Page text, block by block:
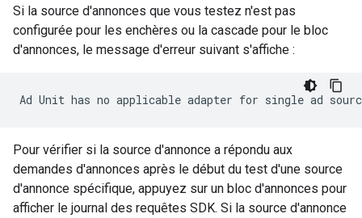
Si la source d'annonces que vous testez n'est pas
configurée pour les enchères ou la cascade pour le bloc
d'annonces, le message d'erreur suivant s'affiche :
Ad Unit has no applicable adapter for single ad
Pour vérifier si la source d'annonce a répondu aux
demandes d'annonces après le début du test d'une source
d'annonce spécifique, appuyez sur un bloc d'annonces pour
afficher le journal des requêtes SDK. Si la source d'annonce